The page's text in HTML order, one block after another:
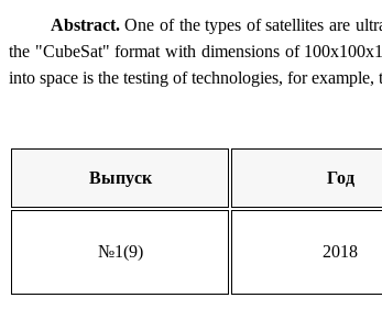
Abstract.One of the types of satellites are
the "CubeSat" format with dimensions of
into space is the testing of technologies, for
Выпуск Год
№1(9) 2018